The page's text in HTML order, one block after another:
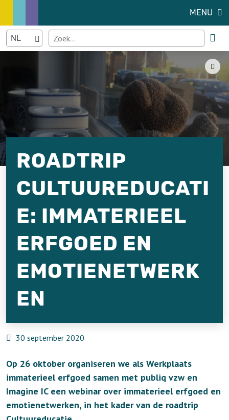
MENU
ROADTRIP
CULTUUREDUCATI
E: IMMATERIEEL
ERFGOED EN
EMOTIENETWERK
EN
30 september 2020
Op 26 oktober organiseren we als Werkplaats
immaterieel erfgoed samen met publiq vzw en
Imagine ICeen webinar over immaterieel erfgoed en
emotienetwerken, in het kader van de roadtrip